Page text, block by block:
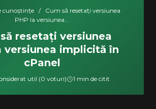
cunoștințe /
Cum să resetați versiunea
PHP la versiunea...
resetați versiunea
versiunea implicită în
cPanel
util (0 voturi) 1 min de citit